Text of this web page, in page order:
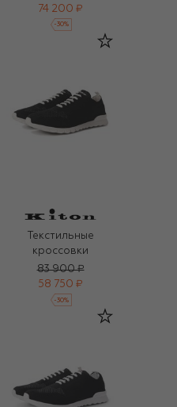
74 200 ₽
-30%
Текстильные
кроссовки
83 900 ₽
58 750 ₽
-30%